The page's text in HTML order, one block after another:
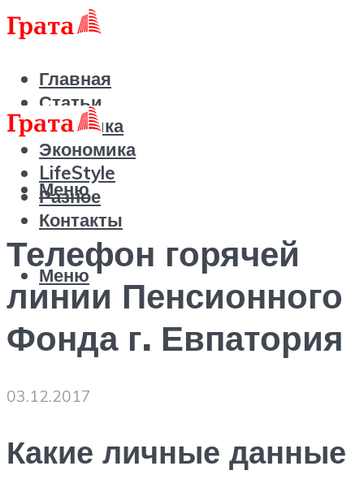
Главная
Статьи
Политика
Экономика
LifeStyle
Разное
Контакты
Меню
Меню
Телефон горячей
линии Пенсионного
Фонда г. Евпатория
03.12.2017
Какие личные данные